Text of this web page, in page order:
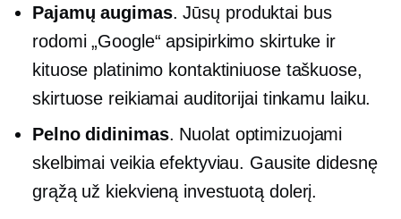
Pajamų augimas. Jūsų produktai bus
rodomi „Google“ apsipirkimo skirtuke ir
kituose platinimo kontaktiniuose taškuose,
skirtuose reikiamai auditorijai tinkamu laiku.
Pelno didinimas. Nuolat optimizuojami
skelbimai veikia efektyviau. Gausite didesnę
grąžą už kiekvieną investuotą dolerį.